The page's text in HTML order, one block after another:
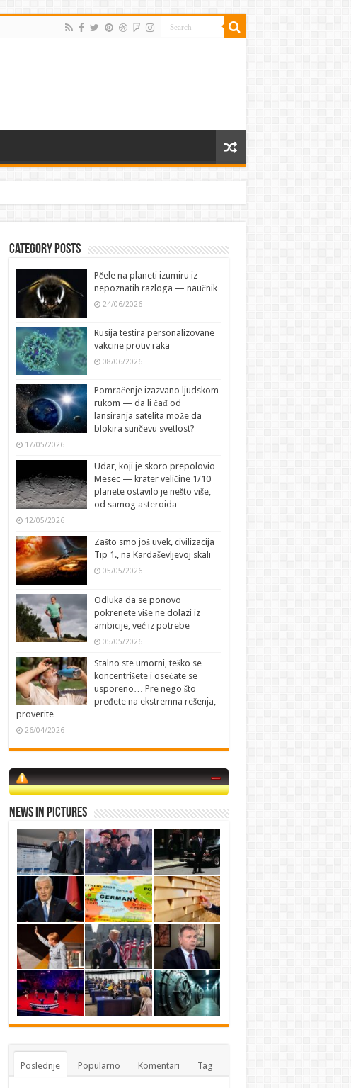
Category Posts
Pčele na planeti izumiru iz
nepoznatih razloga — naučnik
24/06/2026
Rusija testira personalizovane
vakcine protiv raka
08/06/2026
Pomračenje izazvano ljudskom
rukom — da li čađ od
lansiranja satelita može da
blokira sunčevu svetlost?
17/05/2026
Udar, koji je skoro prepolovio
Mesec — krater veličine 1/10
planete ostavilo je nešto više,
od samog asteroida
12/05/2026
Zašto smo još uvek, civilizacija
Tip 1., na Kardaševljevoj skali
05/05/2026
Odluka da se ponovo
pokrenete više ne dolazi iz
ambicije, već iz potrebe
05/05/2026
Stalno ste umorni, teško se
koncentrišete i osećate se
usporeno… Pre nego što
pređete na ekstremna rešenja,
proverite…
26/04/2026
News in Pictures
Poslednje Popularno Komentari Tag